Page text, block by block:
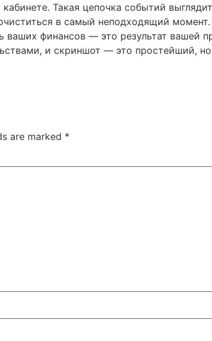
Такая цепочка событий
в самый неподходящий
финансов — это результат вашей
и скриншот — это простейший,
are marked *